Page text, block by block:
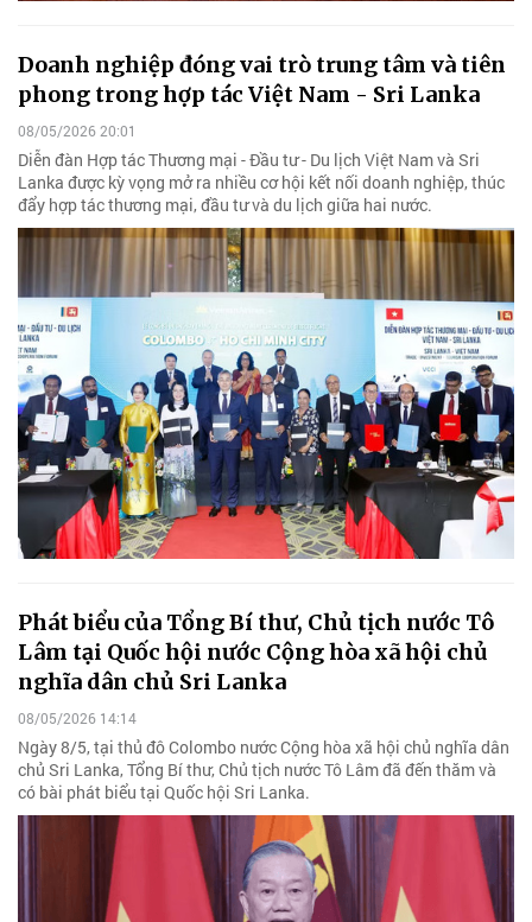
Doanh nghiệp đóng vai trò trung tâm và tiên
phong trong hợp tác Việt Nam - Sri Lanka
08/05/2026 20:01
Diễn đàn Hợp tác Thương mại - Đầu tư - Du lịch Việt Nam và Sri
Lanka được kỳ vọng mở ra nhiều cơ hội kết nối doanh nghiệp, thúc
đẩy hợp tác thương mại, đầu tư và du lịch giữa hai nước.
Phát biểu của Tổng Bí thư, Chủ tịch nước Tô
Lâm tại Quốc hội nước Cộng hòa xã hội chủ
nghĩa dân chủ Sri Lanka
08/05/2026 14:14
Ngày 8/5, tại thủ đô Colombo nước Cộng hòa xã hội chủ nghĩa dân
chủ Sri Lanka, Tổng Bí thư, Chủ tịch nước Tô Lâm đã đến thăm và
có bài phát biểu tại Quốc hội Sri Lanka.